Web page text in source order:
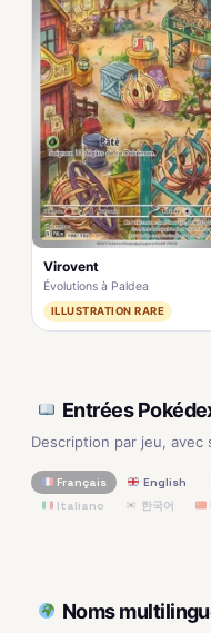
Virovent
Évolutions à Paldea
ILLUSTRATION RARE
Entrées
Description par jeu, avec
Français English
Italiano
한국어
Noms